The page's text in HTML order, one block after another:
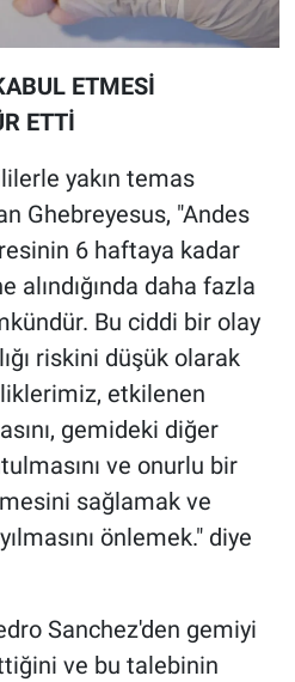
ETMESİ
ETTİ
yakın temas
Ghebreyesus, "Andes
6 haftaya kadar
alındığında daha fazla
Bu ciddi bir olay
riskini düşük olarak
etkilenen
gemideki diğer
ve onurlu bir
sağlamak ve
önlemek." diye
Sanchez'den gemiyi
ve bu talebinin